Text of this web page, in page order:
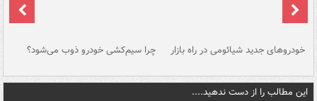
خودروهای جدید شیائومی در راه بازار چرا سیم‌کشی خودرو ذوب می‌شود؟
این مطالب را از دست ندهید....